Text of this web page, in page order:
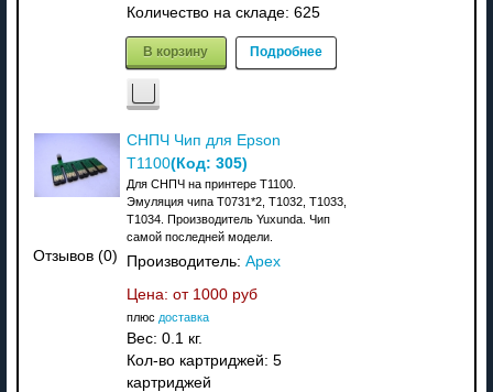
Количество на складе: 625
В корзину Подробнее
Отзывов (0)
СНПЧ Чип для Epson
T1100(Код: 305)
Для СНПЧ на принтере T1100.
Эмуляция чипа T0731*2, T1032, T1033,
T1034. Производитель Yuxunda. Чип
самой последней модели.
Производитель: Apex
Цена: от 1000 руб
плюс доставка
Вес: 0.1 кг.
Кол-во картриджей: 5
картриджей